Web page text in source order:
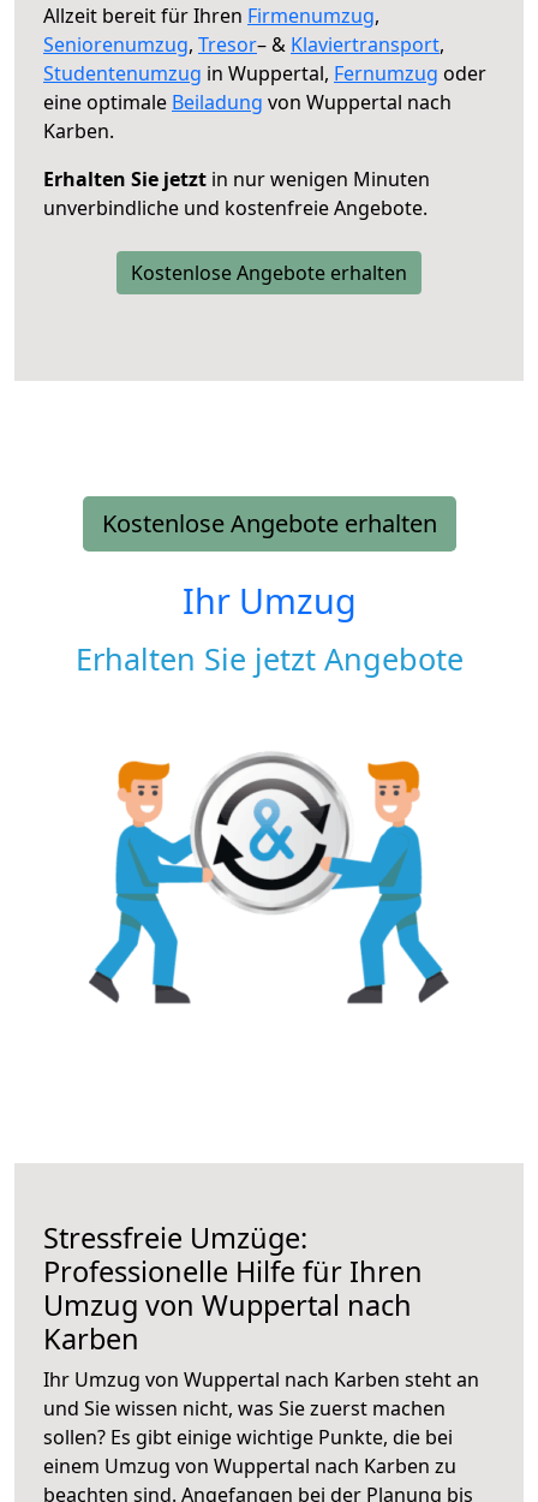
Allzeit bereit für Ihren Firmenumzug,
Seniorenumzug, Tresor– & Klaviertransport,
Studentenumzug in Wuppertal, Fernumzug oder
eine optimale Beiladung von Wuppertal nach
Karben.
Erhalten Sie jetzt in nur wenigen Minuten
unverbindliche und kostenfreie Angebote.
Kostenlose Angebote erhalten
Kostenlose Angebote erhalten
Ihr Umzug
Erhalten Sie jetzt Angebote
Stressfreie Umzüge:
Professionelle Hilfe für Ihren
Umzug von Wuppertal nach
Karben
Ihr Umzug von Wuppertal nach Karben steht an
und Sie wissen nicht, was Sie zuerst machen
sollen? Es gibt einige wichtige Punkte, die bei
einem Umzug von Wuppertal nach Karben zu
beachten sind. Angefangen bei der Planung bis